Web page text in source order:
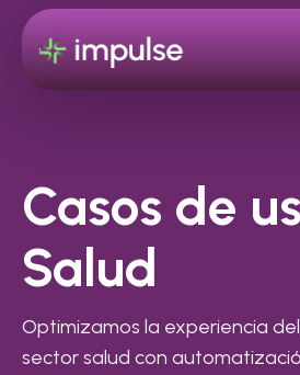
Casos de
Salud
Optimizamos la experiencia
sector salud con